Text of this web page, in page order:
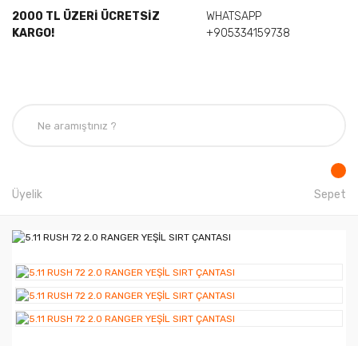
2000 TL ÜZERİ ÜCRETSİZ
KARGO!
WHATSAPP
+905334159738
Üyelik Sepet